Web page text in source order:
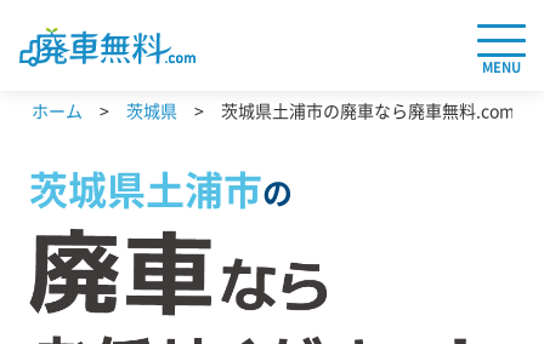
MENU
ホーム 茨城県 茨城県土浦市の廃車なら廃車無料.com
茨城県土浦市の